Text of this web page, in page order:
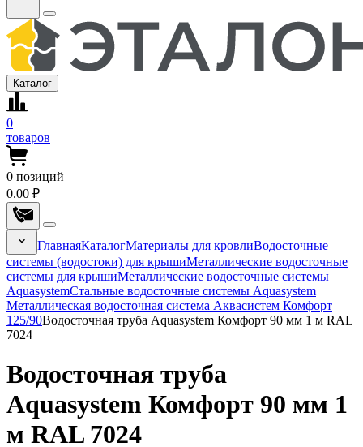
Каталог
0
товаров
0 позиций
0.00 ₽
ГлавнаяКаталогМатериалы для кровлиВодосточные
системы (водостоки) для крышиМеталлические водосточные
системы для крышиМеталлические водосточные системы
AquasystemСтальные водосточные системы Aquasystem
Металлическая водосточная система Аквасистем Комфорт
125/90Водосточная труба Aquasystem Комфорт 90 мм 1 м RAL
7024
Водосточная труба
Aquasystem Комфорт 90 мм 1
м RAL 7024